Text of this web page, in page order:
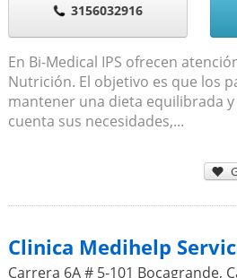
3156032916
En Bi-Medical IPS ofrecen
Nutrición. El objetivo es que los
mantener una dieta equilibrada
cuenta sus necesidades,...
Clinica Medihelp
Carrera 6A # 5-101 Bocagrande,